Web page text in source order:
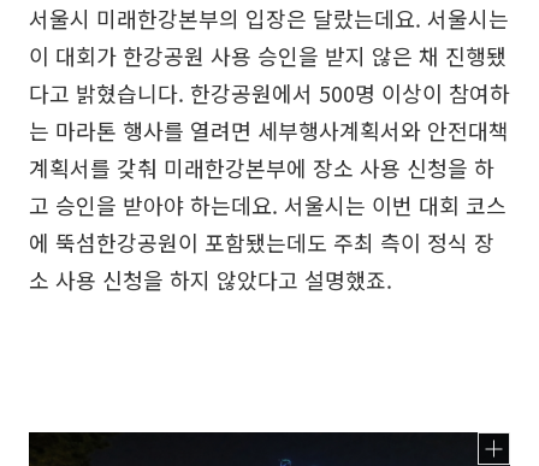
서울시 미래한강본부의 입장은 달랐는데요. 서울시는
이 대회가 한강공원 사용 승인을 받지 않은 채 진행됐
다고 밝혔습니다. 한강공원에서 500명 이상이 참여하
는 마라톤 행사를 열려면 세부행사계획서와 안전대책
계획서를 갖춰 미래한강본부에 장소 사용 신청을 하
고 승인을 받아야 하는데요. 서울시는 이번 대회 코스
에 뚝섬한강공원이 포함됐는데도 주최 측이 정식 장
소 사용 신청을 하지 않았다고 설명했죠.